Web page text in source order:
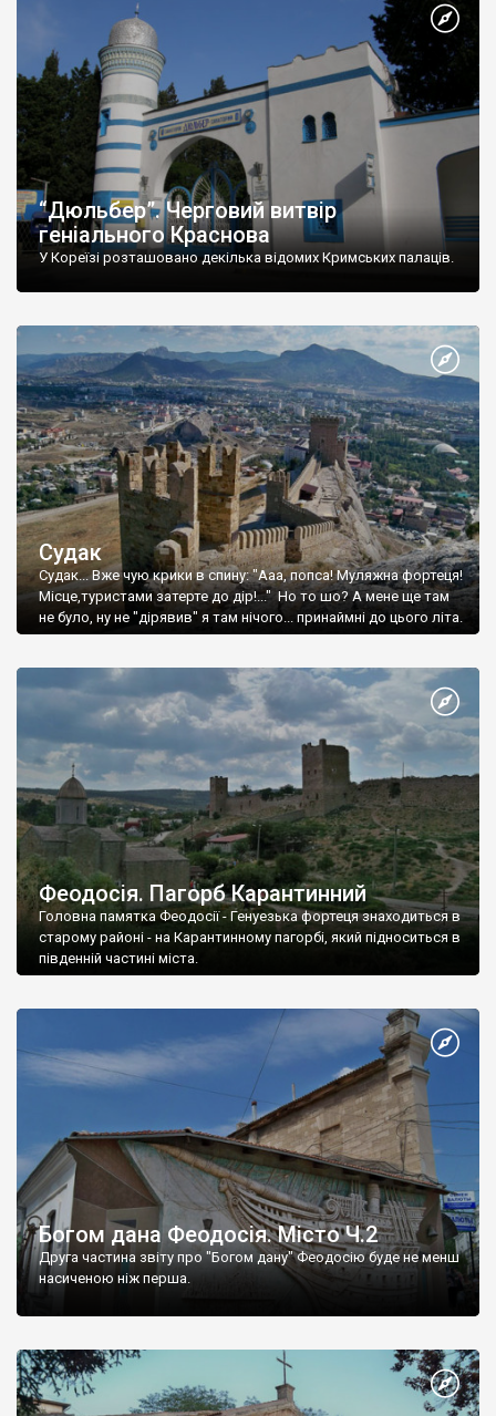
“Дюльбер”. Черговий витвір
геніального Краснова
У Кореїзі розташовано декілька відомих Кримських палаців.
Судак
Судак... Вже чую крики в спину: "Ааа, попса! Муляжна фортеця!
Місце,туристами затерте до дір!..." Но то шо? А мене ще там
не було, ну не "дірявив" я там нічого... принаймні до цього літа.
Феодосія. Пагорб Карантинний
Головна памятка Феодосії - Генуезька фортеця знаходиться в
старому районі - на Карантинному пагорбі, який підноситься в
південній частині міста.
Богом дана Феодосія. Місто Ч.2
Друга частина звіту про "Богом дану" Феодосію буде не менш
насиченою ніж перша.